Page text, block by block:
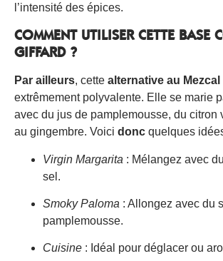
l’intensité des épices.
COMMENT UTILISER CETTE BASE
GIFFARD ?
Par ailleurs, cette alternative au Mezcal
extrêmement polyvalente. Elle se marie
avec du jus de pamplemousse, du citron
au gingembre. Voici donc quelques
Virgin Margarita : Mélangez avec
sel.
Smoky Paloma : Allongez avec du
pamplemousse.
Cuisine : Idéal pour déglacer ou